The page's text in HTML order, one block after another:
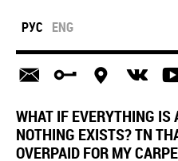
РУС ENG
WHAT IF EVERYTHING IS
NOTHING EXISTS? TN
OVERPAID FOR MY